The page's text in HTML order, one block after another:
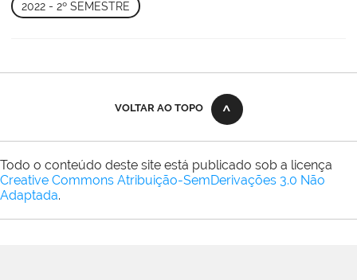
2022 - 2º SEMESTRE
VOLTAR AO TOPO
Todo o conteúdo deste site está publicado sob a licença
Creative Commons Atribuição-SemDerivações 3.0 Não
Adaptada.